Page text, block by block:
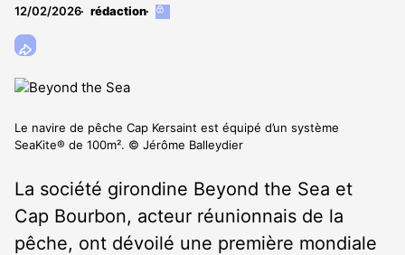
12/02/2026 rédaction
Cet
Le navire de pêche Cap Kersaint est équipé d’un système
SeaKite® de 100m². © Jérôme Balleydier
La société girondine Beyond the Sea et
Cap Bourbon, acteur réunionnais de la
pêche, ont dévoilé une première mondiale